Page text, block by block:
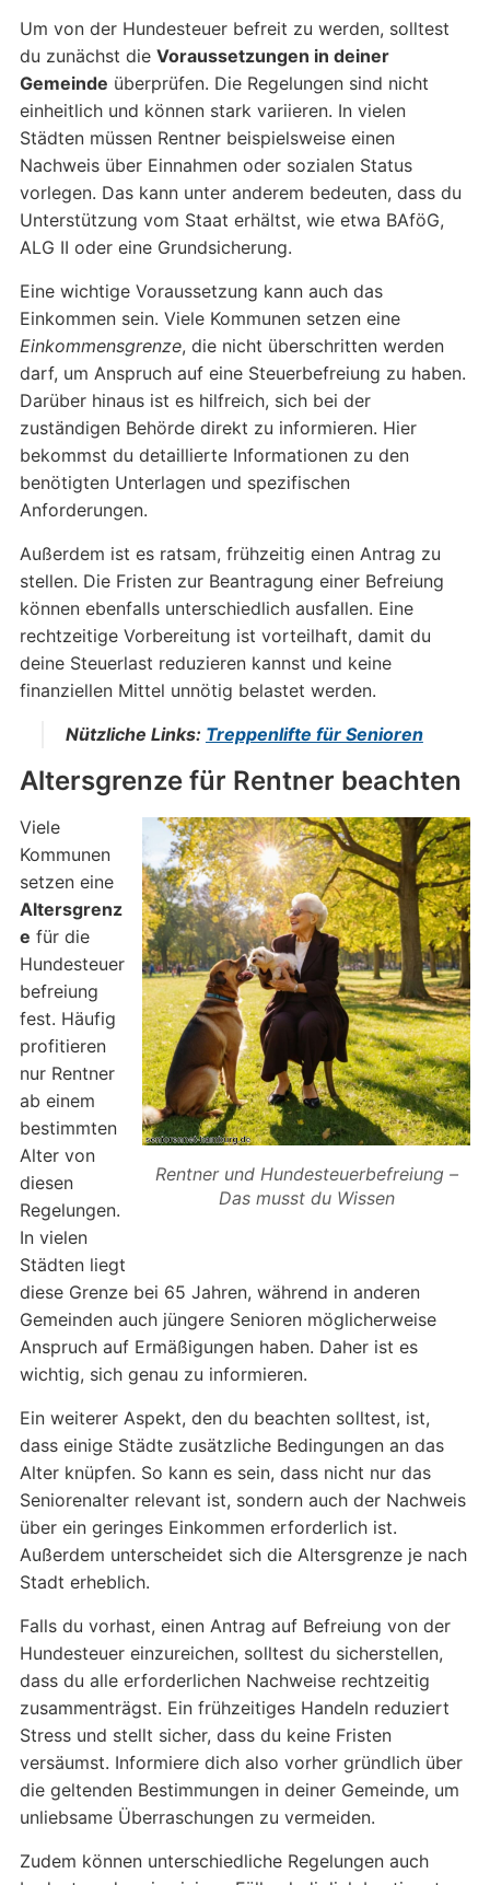
Um von der Hundesteuer befreit zu werden, solltest
du zunächst die Voraussetzungen in deiner
Gemeinde überprüfen. Die Regelungen sind nicht
einheitlich und können stark variieren. In vielen
Städten müssen Rentner beispielsweise einen
Nachweis über Einnahmen oder sozialen Status
vorlegen. Das kann unter anderem bedeuten, dass du
Unterstützung vom Staat erhältst, wie etwa BAföG,
ALG II oder eine Grundsicherung.
Eine wichtige Voraussetzung kann auch das
Einkommen sein. Viele Kommunen setzen eine
Einkommensgrenze, die nicht überschritten werden
darf, um Anspruch auf eine Steuerbefreiung zu haben.
Darüber hinaus ist es hilfreich, sich bei der
zuständigen Behörde direkt zu informieren. Hier
bekommst du detaillierte Informationen zu den
benötigten Unterlagen und spezifischen
Anforderungen.
Außerdem ist es ratsam, frühzeitig einen Antrag zu
stellen. Die Fristen zur Beantragung einer Befreiung
können ebenfalls unterschiedlich ausfallen. Eine
rechtzeitige Vorbereitung ist vorteilhaft, damit du
deine Steuerlast reduzieren kannst und keine
finanziellen Mittel unnötig belastet werden.
Nützliche Links: Treppenlifte für Senioren
Altersgrenze für Rentner beachten
Rentner und Hundesteuerbefreiung –
Das musst du Wissen
Viele
Kommunen
setzen eine
Altersgrenz
e für die
Hundesteuer
befreiung
fest. Häufig
profitieren
nur Rentner
ab einem
bestimmten
Alter von
diesen
Regelungen.
In vielen
Städten liegt
diese Grenze bei 65 Jahren, während in anderen
Gemeinden auch jüngere Senioren möglicherweise
Anspruch auf Ermäßigungen haben. Daher ist es
wichtig, sich genau zu informieren.
Ein weiterer Aspekt, den du beachten solltest, ist,
dass einige Städte zusätzliche Bedingungen an das
Alter knüpfen. So kann es sein, dass nicht nur das
Seniorenalter relevant ist, sondern auch der Nachweis
über ein geringes Einkommen erforderlich ist.
Außerdem unterscheidet sich die Altersgrenze je nach
Stadt erheblich.
Falls du vorhast, einen Antrag auf Befreiung von der
Hundesteuer einzureichen, solltest du sicherstellen,
dass du alle erforderlichen Nachweise rechtzeitig
zusammenträgst. Ein frühzeitiges Handeln reduziert
Stress und stellt sicher, dass du keine Fristen
versäumst. Informiere dich also vorher gründlich über
die geltenden Bestimmungen in deiner Gemeinde, um
unliebsame Überraschungen zu vermeiden.
Zudem können unterschiedliche Regelungen auch